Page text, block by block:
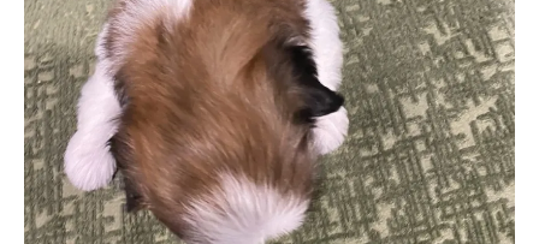
お気軽にお問い合わせください